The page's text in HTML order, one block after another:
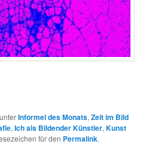
unterInformel des Monats,Zeit im Bild
,Ich als Bildender Künstler,Kunst
für den Permalink.